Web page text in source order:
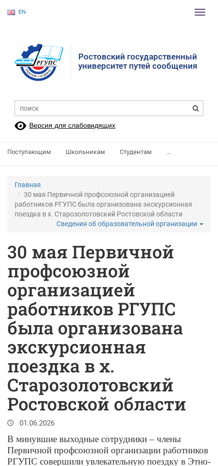
EN
Ростовский государственный
университет путей сообщения
Версия для слабовидящих
Поступающим Школьникам Студентам ...
Главная
30 мая Первичной профсоюзной организацией
работников РГУПС была организована экскурсионная
поездка в х. Старозолотовский Ростовской области
Сведения об образовательной организации
30 мая Первичной
профсоюзной
организацией
работников РГУПС
была организована
экскурсионная
поездка в х.
Старозолотовский
Ростовской области
01.06.2026
В минувшие выходные сотрудники – члены
Первичной профсоюзной организации работников
РГУПС совершили увлекательную поездку в Этно-